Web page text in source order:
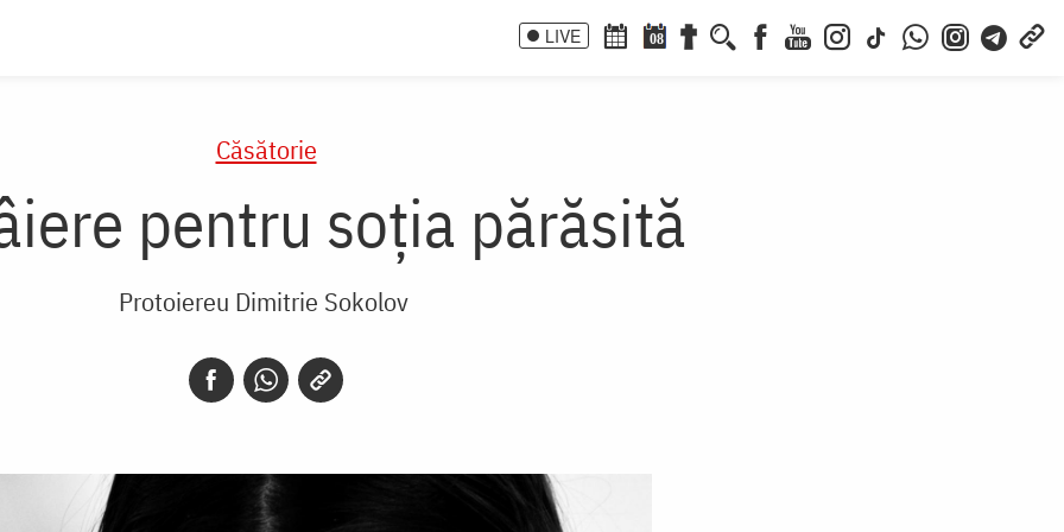
LIVE 08
Căsătorie
pentru soţia părăsită
Protoiereu Dimitrie Sokolov